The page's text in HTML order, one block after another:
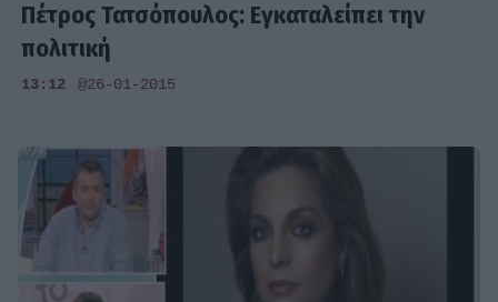
Πέτρος Τατσόπουλος: Εγκαταλείπει την
πολιτική
13:12 @26-01-2015